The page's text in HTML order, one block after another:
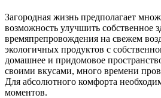
Загородная жизнь предполагает
возможность улучшить собственное
времяпрепровождения на свежем
экологичных продуктов с
домашнее и придомовое
своими вкусами, много времени
Для абсолютного комфорта
моментов.